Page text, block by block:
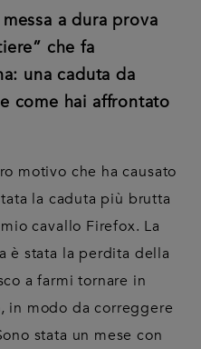
a dura prova
che fa
una caduta da
come hai affrontato
motivo che ha causato
la caduta più brutta
cavallo Firefox. La
è stata la perdita della
a farmi tornare in
in modo da correggere
stata un mese con